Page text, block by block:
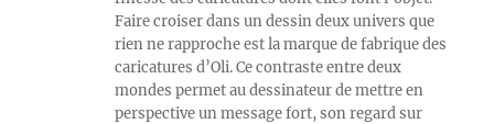
Faire croiser dans un dessin deux univers que
rien ne rapproche est la marque de fabrique des
caricatures d’Oli. Ce contraste entre deux
mondes permet au dessinateur de mettre en
perspective un message fort, son regard sur